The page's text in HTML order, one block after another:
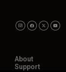
About
Support